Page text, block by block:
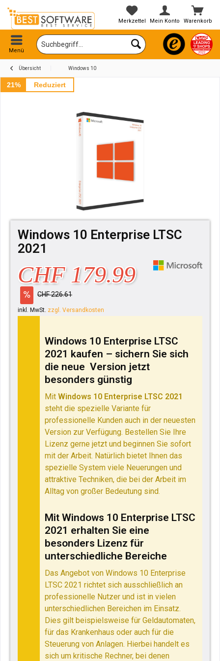
Warenkorb
Merkzettel Mein Konto
Menü
Übersicht Windows 10
21% Reduziert
Windows 10 Enterprise LTSC
2021
CHF 179.99
CHF 226.61
inkl. MwSt. zzgl. Versandkosten
Windows 10 Enterprise LTSC
2021 kaufen – sichern Sie sich
die neue Version jetzt
besonders günstig
MitWindows 10 Enterprise LTSC 2021
steht die spezielle Variante für
professionelle Kunden auch in der neuesten
Version zur Verfügung. Bestellen Sie Ihre
Lizenz gerne jetzt und beginnen Sie sofort
mit der Arbeit. Natürlich bietet Ihnen das
spezielle System viele Neuerungen und
attraktive Techniken, die bei der Arbeit im
Alltag von großer Bedeutung sind
Mit Windows 10 Enterprise LTSC
2021 erhalten Sie eine
besonders Lizenz für
unterschiedliche Bereiche
Das Angebot von Windows 10 Enterprise
LTSC 2021 richtet sich ausschließlich an
professionelle Nutzer und ist in vielen
unterschiedlichen Bereichen im Einsatz.
Dies gilt beispielsweise für Geldautomaten,
für das Krankenhaus oder auch für die
Steuerung von Anlagen. Hierbei handelt es
sich um kritische Rechner, bei denen